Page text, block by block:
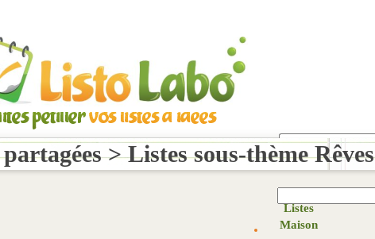
Listes
Maison
> Listes sous-thème Rêves